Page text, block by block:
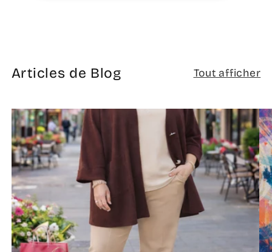
Articles de Blog Tout afficher